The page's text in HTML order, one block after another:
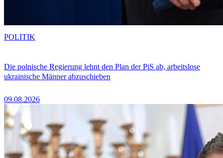
Die polnische Regierung lehnt den Plan der PiS ab, arbeitslose
ukrainische Männer abzuschieben
09.08.2026
POLITIK